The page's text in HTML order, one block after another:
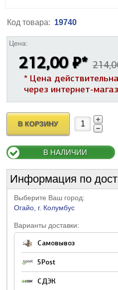
Код товара: 19740
Цена:
212,00 ₽*
* Цена
через интернет-
В КОРЗИНУ
В НАЛИЧИИ
Информация по
Выберите Ваш город:
Огайо, г. Колумбус
Варианты доставки:
Самовывоз
5Post
СДЭК